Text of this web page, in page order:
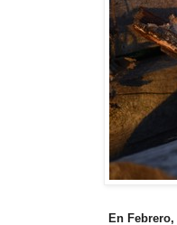
En Febrero,